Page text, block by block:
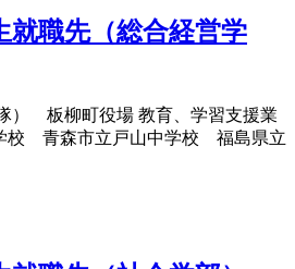
就職先（総合経営学
） 板柳町役場 教育、学習支援業
校 青森市立戸山中学校 福島県立